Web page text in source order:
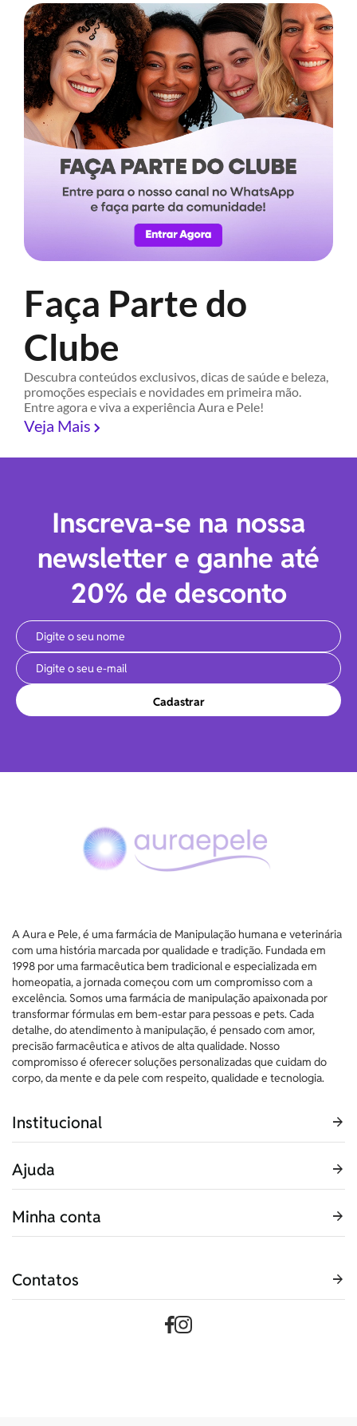
Faça Parte do
Clube
Descubra conteúdos exclusivos, dicas de saúde e beleza,
promoções especiais e novidades em primeira mão.
Entre agora e viva a experiência Aura e Pele!
Veja Mais
Inscreva-se na nossa
newsletter e ganhe até
20% de desconto
Cadastrar
A Aura e Pele, é uma farmácia de Manipulação humana e veterinária
com uma história marcada por qualidade e tradição. Fundada em
1998 por uma farmacêutica bem tradicional e especializada em
homeopatia, a jornada começou com um compromisso com a
excelência. Somos uma farmácia de manipulação apaixonada por
transformar fórmulas em bem-estar para pessoas e pets. Cada
detalhe, do atendimento à manipulação, é pensado com amor,
precisão farmacêutica e ativos de alta qualidade. Nosso
compromisso é oferecer soluções personalizadas que cuidam do
corpo, da mente e da pele com respeito, qualidade e tecnologia.
Institucional
Ajuda
Minha conta
Contatos